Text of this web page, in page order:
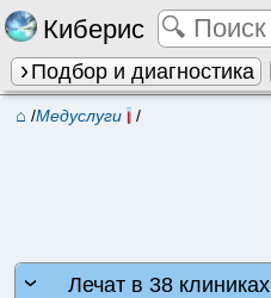
Киберис
Подбор и диагностика
⌂ /Медуслуги /
Лечат в 38 клиниках